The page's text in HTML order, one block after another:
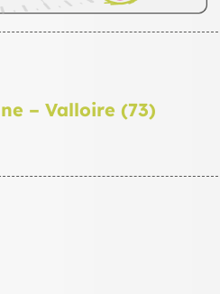
– Valloire (73)